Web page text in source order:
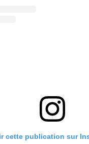
cette publication sur